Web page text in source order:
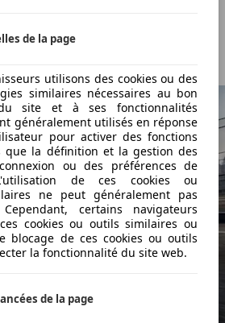
une hypercar qui ne fait rien
de la page
utilisons des cookies ou des
similaires nécessaires au bon
site et à ses fonctionnalités
généralement utilisés en réponse
pour activer des fonctions
que la définition et la gestion des
ou des préférences de
de ces cookies ou
ne peut généralement pas
certains navigateurs
cookies ou outils similaires ou
blocage de ces cookies ou outils
la fonctionnalité du site web.
de la page